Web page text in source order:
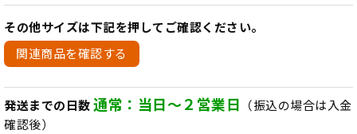
その他サイズは下記を押してご確認ください。
関連商品を確認する
発送までの日数通常：当日～２営業日 （振込の場合は入金
確認後）